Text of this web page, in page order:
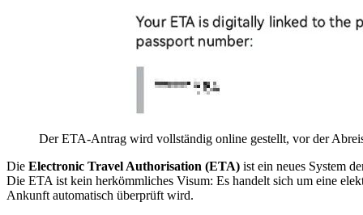
Der ETA-Antrag wird vollständig online gestellt, vor der
Die Electronic Travel Authorisation (ETA) ist ein neues System
Die ETA ist kein herkömmliches Visum: Es handelt sich um eine
Ankunft automatisch überprüft wird.